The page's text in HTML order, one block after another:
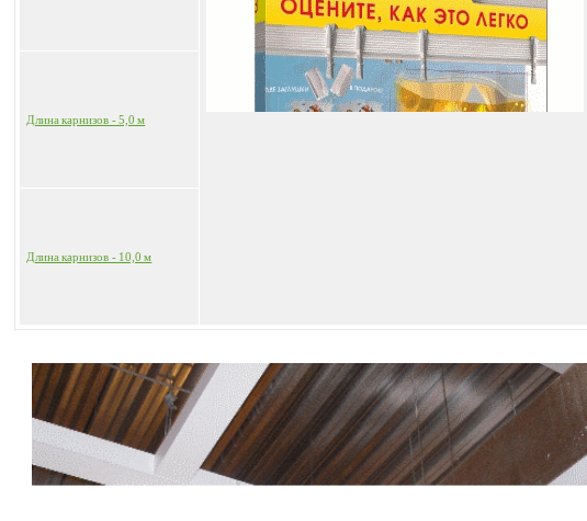
Длина карнизов - 5,0 м
Длина карнизов - 10,0 м